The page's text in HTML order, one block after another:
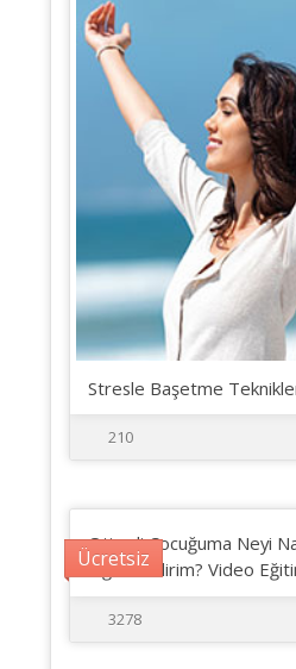
Stresle Başetme
210
Ücretsiz
Otizmli Çocuğuma Neyi
Öğretebilirim? Video
3278